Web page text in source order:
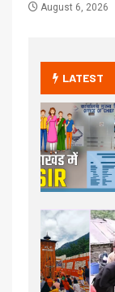
August 6, 2026
LATEST